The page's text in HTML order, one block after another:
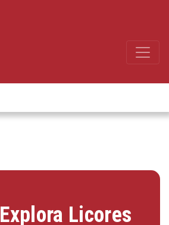
Explora Licores